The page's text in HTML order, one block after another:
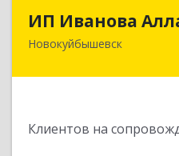
ИП Иванова
Новокуйбышевск
Клиентов на